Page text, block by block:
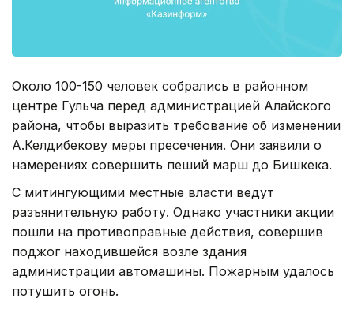
Около 100-150 человек собрались в районном
центре Гульча перед администрацией Алайского
района, чтобы выразить требование об изменении
А.Келдибекову меры пресечения. Они заявили о
намерениях совершить пеший марш до Бишкека.
С митингующими местные власти ведут
разъянительную работу. Однако участники акции
пошли на противоправные действия, совершив
поджог находившейся возле здания
администрации автомашины. Пожарным удалось
потушить огонь.